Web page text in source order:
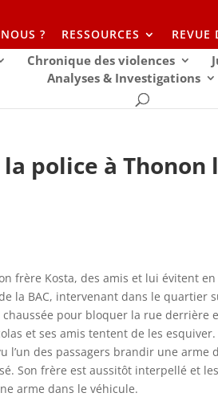
? RESSOURCES REVUE
Chronique des violences
Analyses & Investigations
police à Thonon
frère Kosta, des amis et lui évitent en
la BAC, intervenant dans le quartier
chaussée pour bloquer la rue derrière
et ses amis tentent de les esquiver.
des passagers brandir une arme
Son frère est aussitôt interpellé et
arme dans le véhicule.